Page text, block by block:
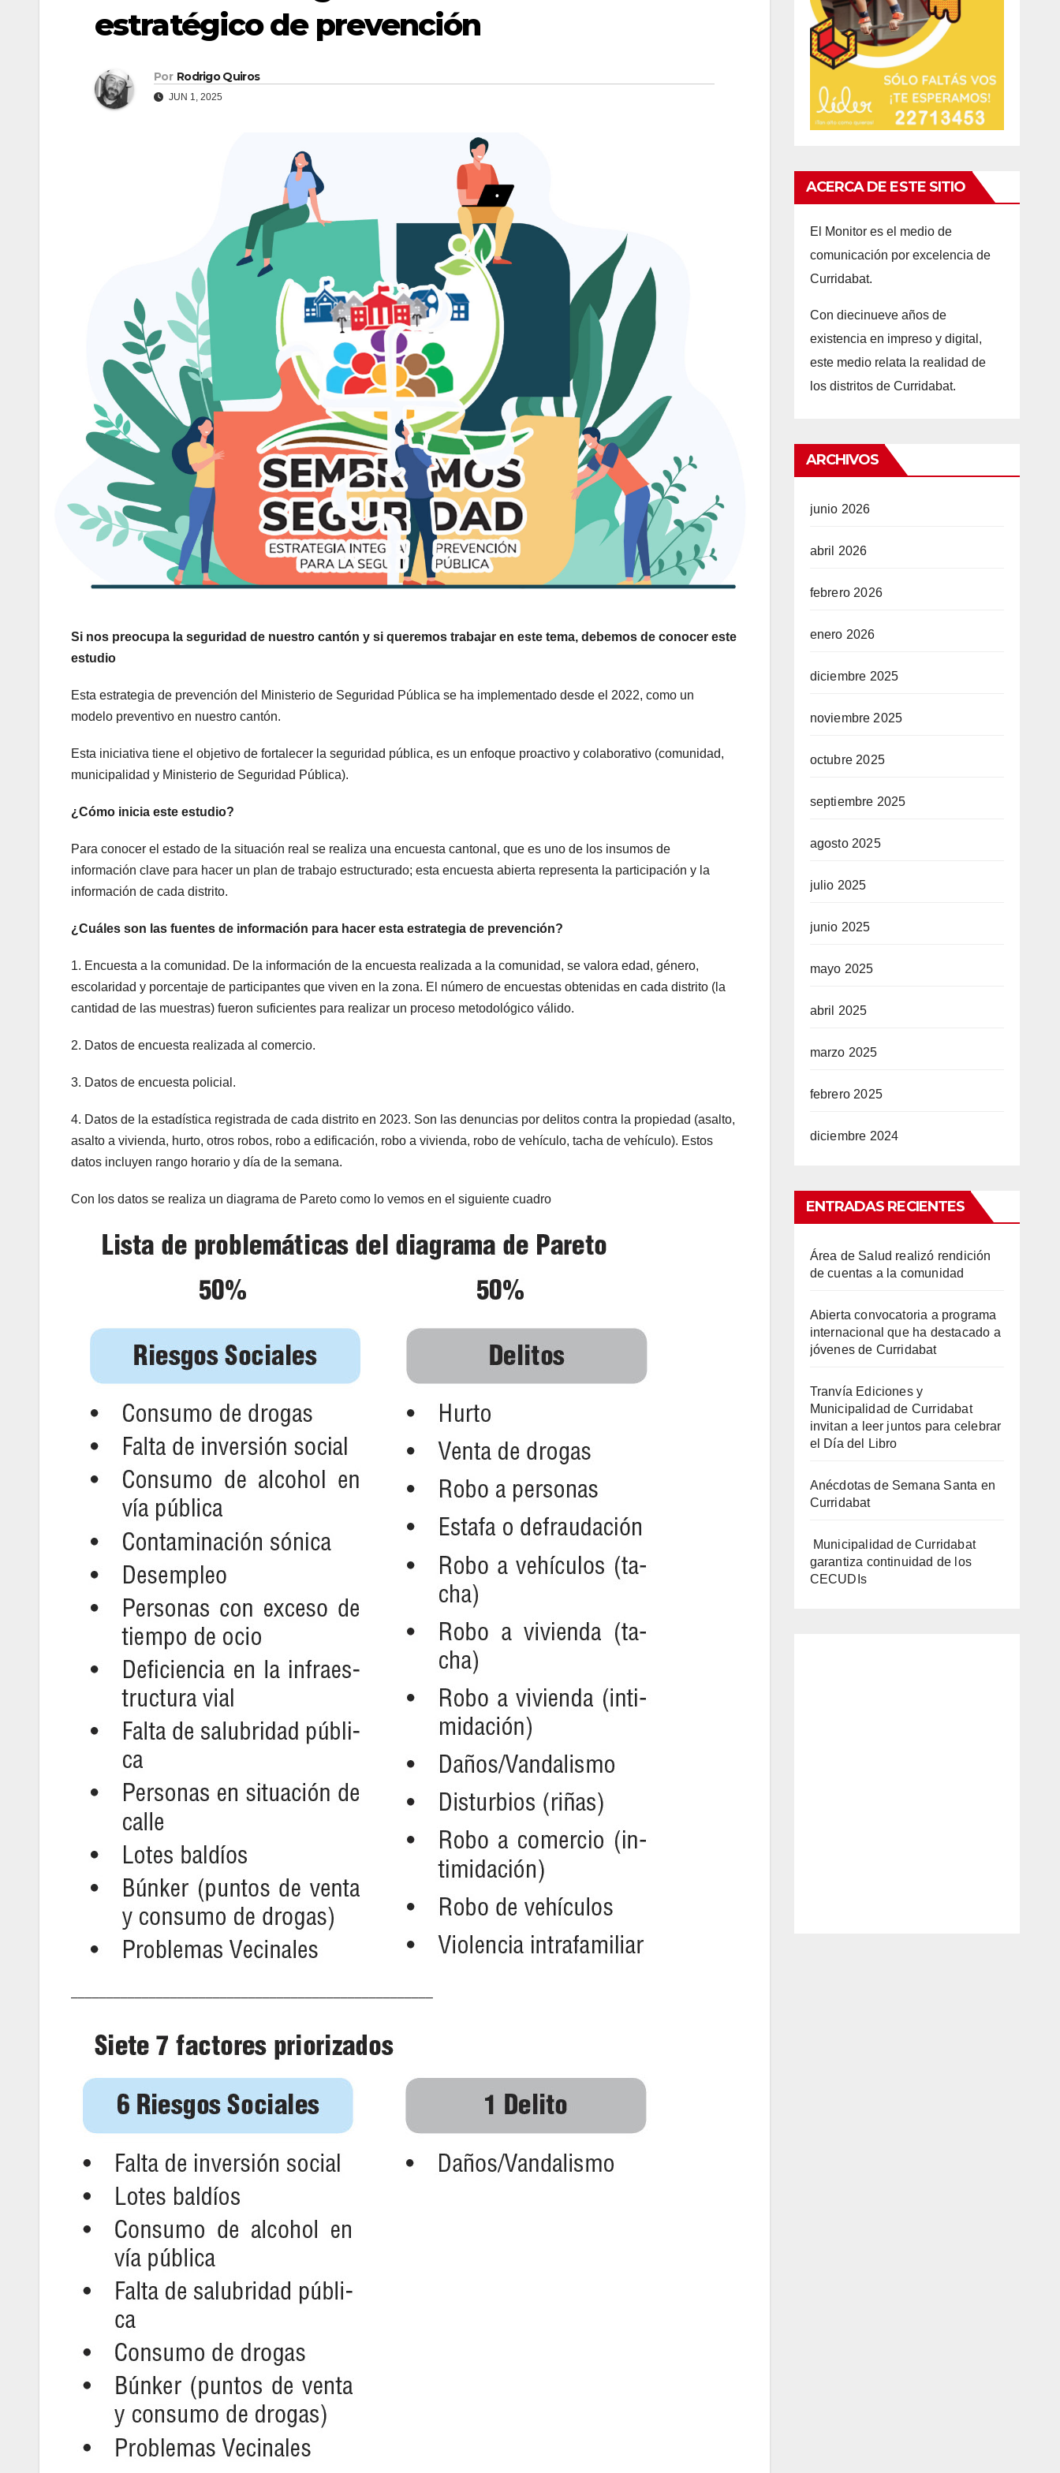
estratégico de prevención
Por Rodrigo Quiros
JUN 1, 2025
Si nos preocupa la seguridad de nuestro cantón y si queremos trabajar en este tema, debemos de conocer este
estudio
Esta estrategia de prevención del Ministerio de Seguridad Pública se ha implementado desde el 2022, como un
modelo preventivo en nuestro cantón.
Esta iniciativa tiene el objetivo de fortalecer la seguridad pública, es un enfoque proactivo y colaborativo (comunidad,
municipalidad y Ministerio de Seguridad Pública).
¿Cómo inicia este estudio?
Para conocer el estado de la situación real se realiza una encuesta cantonal, que es uno de los insumos de
información clave para hacer un plan de trabajo estructurado; esta encuesta abierta representa la participación y la
información de cada distrito.
¿Cuáles son las fuentes de información para hacer esta estrategia de prevención?
1. Encuesta a la comunidad. De la información de la encuesta realizada a la comunidad, se valora edad, género,
escolaridad y porcentaje de participantes que viven en la zona. El número de encuestas obtenidas en cada distrito (la
cantidad de las muestras) fueron suficientes para realizar un proceso metodológico válido.
2. Datos de encuesta realizada al comercio.
3. Datos de encuesta policial.
4. Datos de la estadística registrada de cada distrito en 2023. Son las denuncias por delitos contra la propiedad (asalto,
asalto a vivienda, hurto, otros robos, robo a edificación, robo a vivienda, robo de vehículo, tacha de vehículo). Estos
datos incluyen rango horario y día de la semana.
Con los datos se realiza un diagrama de Pareto como lo vemos en el siguiente cuadro
–––––––––––––––––––––––––––––––––––––––––––––––––––
ACERCA DE ESTE SITIO
El Monitor es el medio de
comunicación por excelencia de
Curridabat.
Con diecinueve años de
existencia en impreso y digital,
este medio relata la realidad de
los distritos de Curridabat.
ARCHIVOS
junio 2026
abril 2026
febrero 2026
enero 2026
diciembre 2025
noviembre 2025
octubre 2025
septiembre 2025
agosto 2025
julio 2025
junio 2025
mayo 2025
abril 2025
marzo 2025
febrero 2025
diciembre 2024
ENTRADAS RECIENTES
Área de Salud realizó rendición
de cuentas a la comunidad
Abierta convocatoria a programa
internacional que ha destacado a
jóvenes de Curridabat
Tranvía Ediciones y
Municipalidad de Curridabat
invitan a leer juntos para celebrar
el Día del Libro
Anécdotas de Semana Santa en
Curridabat
Municipalidad de Curridabat
garantiza continuidad de los
CECUDIs